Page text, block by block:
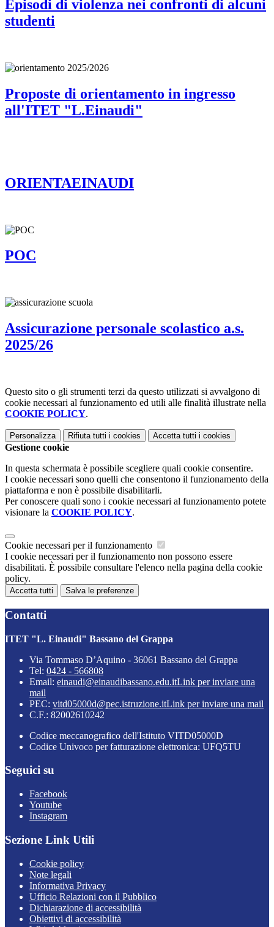
Episodi di violenza nei confronti di alcuni
studenti
Proposte di orientamento in ingresso
all'ITET "L.Einaudi"
ORIENTAEINAUDI
POC
Assicurazione personale scolastico a.s.
2025/26
Questo sito o gli strumenti terzi da questo utilizzati si avvalgono di
cookie necessari al funzionamento ed utili alle finalità illustrate nella
COOKIE POLICY.
Personalizza Rifiuta tutti i cookies Accetta tutti i cookies
Gestione cookie
In questa schermata è possibile scegliere quali cookie consentire.
I cookie necessari sono quelli che consentono il funzionamento della
piattaforma e non è possibile disabilitarli.
Per conoscere quali sono i cookie necessari al funzionamento potete
visionare la COOKIE POLICY.
Cookie necessari per il funzionamento
I cookie necessari per il funzionamento non possono essere
disabilitati. È possibile consultare l'elenco nella pagina della cookie
policy.
Accetta tutti Salva le preferenze
Contatti
ITET "L. Einaudi" Bassano del Grappa
Via Tommaso D’Aquino - 36061 Bassano del Grappa
Tel: 0424 - 566808
Email: einaudi@einaudibassano.edu.itLink per inviare una
mail
PEC: vitd05000d@pec.istruzione.itLink per inviare una mail
C.F.: 82002610242
Codice meccanografico dell'Istituto VITD05000D
Codice Univoco per fatturazione elettronica: UFQ5TU
Seguici su
Facebook
Youtube
Instagram
Sezione Link Utili
Cookie policy
Note legali
Informativa Privacy
Ufficio Relazioni con il Pubblico
Dichiarazione di accessibilità
Obiettivi di accessibilità